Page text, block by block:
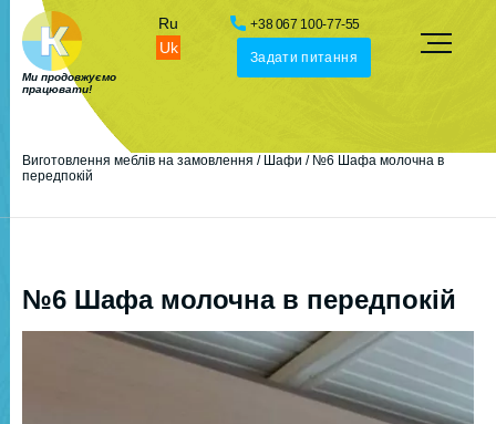
Ми продовжуємо
працювати!
Uk
Ru +38 067 100-77-55
Задати питання
Виготовлення меблів на замовлення / Шафи / №6 Шафа молочна в
передпокій
№6 Шафа молочна в передпокій